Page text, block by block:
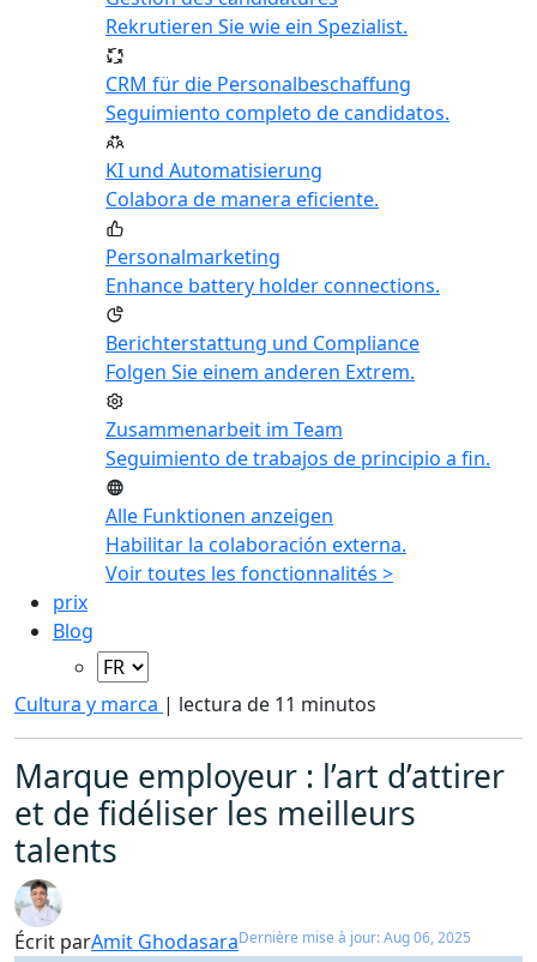
Rekrutieren Sie wie ein Spezialist.
CRM für die Personalbeschaffung
Seguimiento completo de candidatos.
KI und Automatisierung
Colabora de manera eficiente.
Personalmarketing
Enhance battery holder connections.
Berichterstattung und Compliance
Folgen Sie einem anderen Extrem.
Zusammenarbeit im Team
Seguimiento de trabajos de principio a fin.
Alle Funktionen anzeigen
Habilitar la colaboración externa.
Voir toutes les fonctionnalités >
prix
Blog
Cultura y marca | lectura de 11 minutos
Marque employeur : l’art d’attirer
et de fidéliser les meilleurs
talents
Écrit parAmit GhodasaraDernière mise à jour: Aug 06, 2025